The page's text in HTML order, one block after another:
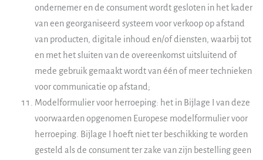
ondernemer en de consument wordt gesloten in het kader
van een georganiseerd systeem voor verkoop op afstand
van producten, digitale inhoud en/of diensten, waarbij tot
en met het sluiten van de overeenkomst uitsluitend of
mede gebruik gemaakt wordt van één of meer technieken
voor communicatie op afstand;
Modelformulier voor herroeping: het in Bijlage I van deze
voorwaarden opgenomen Europese modelformulier voor
herroeping. Bijlage I hoeft niet ter beschikking te worden
gesteld als de consument ter zake van zijn bestelling geen